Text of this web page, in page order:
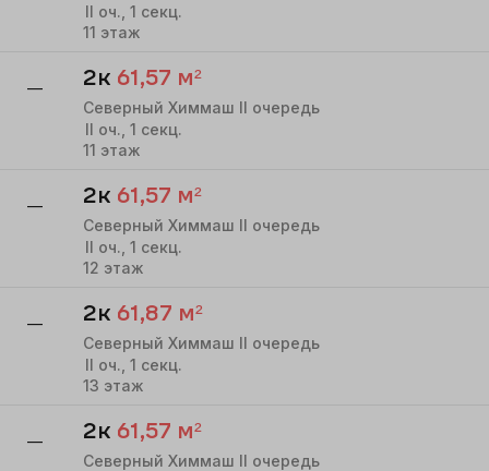
II оч., 1 секц.
11 этаж
— 2к 61,57 м²
Северный Химмаш II очередь
II оч., 1 секц.
11 этаж
— 2к 61,57 м²
Северный Химмаш II очередь
II оч., 1 секц.
12 этаж
— 2к 61,87 м²
Северный Химмаш II очередь
II оч., 1 секц.
13 этаж
— 2к 61,57 м²
Северный Химмаш II очередь